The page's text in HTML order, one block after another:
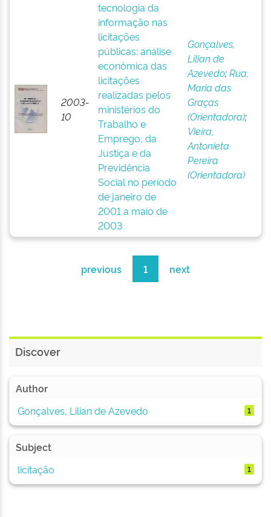
2003-
10
tecnologia da
informação nas
licitações
públicas: análise
econômica das
licitações
realizadas pelos
ministérios do
Trabalho e
Emprego, da
Justiça e da
Previdência
Social no período
de janeiro de
2001 a maio de
2003
Gonçalves,
Lilian de
Azevedo;Rua,
Maria das
Graças
(Orientadora);
Vieira,
Antonieta
Pereira
(Orientadora)
previous 1 next
Discover
Author
Gonçalves, Lilian de Azevedo
1
Subject
licitação
1